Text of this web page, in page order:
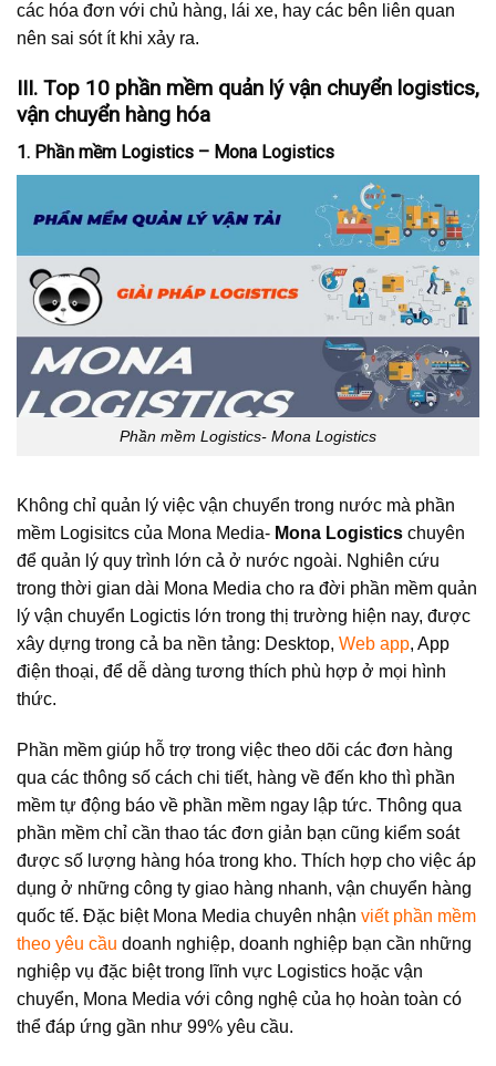
các hóa đơn với chủ hàng, lái xe, hay các bên liên quan
nên sai sót ít khi xảy ra.
III. Top 10 phần mềm quản lý vận chuyển logistics,
vận chuyển hàng hóa
1. Phần mềm Logistics – Mona Logistics
Phần mềm Logistics- Mona Logistics
Không chỉ quản lý việc vận chuyển trong nước mà phần
mềm Logisitcs của Mona Media- Mona Logistics chuyên
để quản lý quy trình lớn cả ở nước ngoài. Nghiên cứu
trong thời gian dài Mona Media cho ra đời phần mềm quản
lý vận chuyển Logictis lớn trong thị trường hiện nay, được
xây dựng trong cả ba nền tảng: Desktop, Web app, App
điện thoại, để dễ dàng tương thích phù hợp ở mọi hình
thức.
Phần mềm giúp hỗ trợ trong việc theo dõi các đơn hàng
qua các thông số cách chi tiết, hàng về đến kho thì phần
mềm tự động báo về phần mềm ngay lập tức. Thông qua
phần mềm chỉ cần thao tác đơn giản bạn cũng kiểm soát
được số lượng hàng hóa trong kho. Thích hợp cho việc áp
dụng ở những công ty giao hàng nhanh, vận chuyển hàng
quốc tế. Đặc biệt Mona Media chuyên nhận viết phần mềm
theo yêu cầu doanh nghiệp, doanh nghiệp bạn cần những
nghiệp vụ đặc biệt trong lĩnh vực Logistics hoặc vận
chuyển, Mona Media với công nghệ của họ hoàn toàn có
thể đáp ứng gần như 99% yêu cầu.